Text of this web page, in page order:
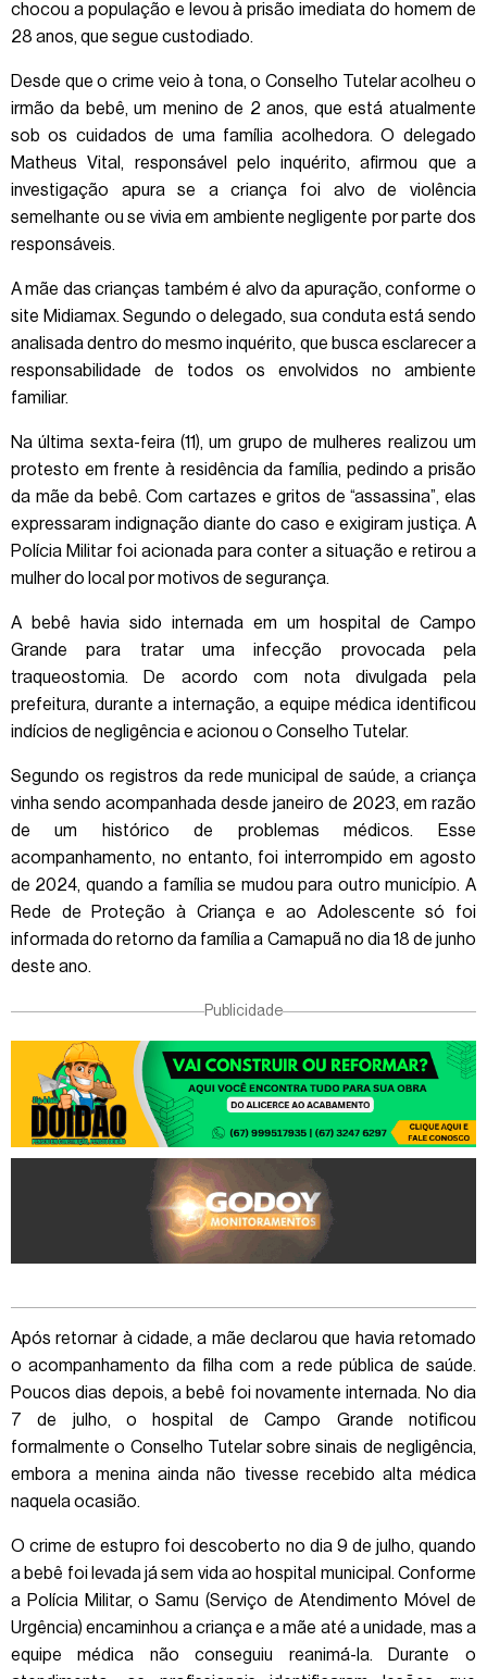
chocou a população e levou à prisão imediata do homem de
28 anos, que segue custodiado.
Desde que o crime veio à tona, o Conselho Tutelar acolheu o
irmão da bebê, um menino de 2 anos, que está atualmente
sob os cuidados de uma família acolhedora. O delegado
Matheus Vital, responsável pelo inquérito, afirmou que a
investigação apura se a criança foi alvo de violência
semelhante ou se vivia em ambiente negligente por parte dos
responsáveis.
A mãe das crianças também é alvo da apuração, conforme o
site Midiamax. Segundo o delegado, sua conduta está sendo
analisada dentro do mesmo inquérito, que busca esclarecer a
responsabilidade de todos os envolvidos no ambiente
familiar.
Na última sexta-feira (11), um grupo de mulheres realizou um
protesto em frente à residência da família, pedindo a prisão
da mãe da bebê. Com cartazes e gritos de “assassina”, elas
expressaram indignação diante do caso e exigiram justiça. A
Polícia Militar foi acionada para conter a situação e retirou a
mulher do local por motivos de segurança.
A bebê havia sido internada em um hospital de Campo
Grande para tratar uma infecção provocada pela
traqueostomia. De acordo com nota divulgada pela
prefeitura, durante a internação, a equipe médica identificou
indícios de negligência e acionou o Conselho Tutelar.
Segundo os registros da rede municipal de saúde, a criança
vinha sendo acompanhada desde janeiro de 2023, em razão
de um histórico de problemas médicos. Esse
acompanhamento, no entanto, foi interrompido em agosto
de 2024, quando a família se mudou para outro município. A
Rede de Proteção à Criança e ao Adolescente só foi
informada do retorno da família a Camapuã no dia 18 de junho
deste ano.
Publicidade
Após retornar à cidade, a mãe declarou que havia retomado
o acompanhamento da filha com a rede pública de saúde.
Poucos dias depois, a bebê foi novamente internada. No dia
7 de julho, o hospital de Campo Grande notificou
formalmente o Conselho Tutelar sobre sinais de negligência,
embora a menina ainda não tivesse recebido alta médica
naquela ocasião.
O crime de estupro foi descoberto no dia 9 de julho, quando
a bebê foi levada já sem vida ao hospital municipal. Conforme
a Polícia Militar, o Samu (Serviço de Atendimento Móvel de
Urgência) encaminhou a criança e a mãe até a unidade, mas a
equipe médica não conseguiu reanimá-la. Durante o